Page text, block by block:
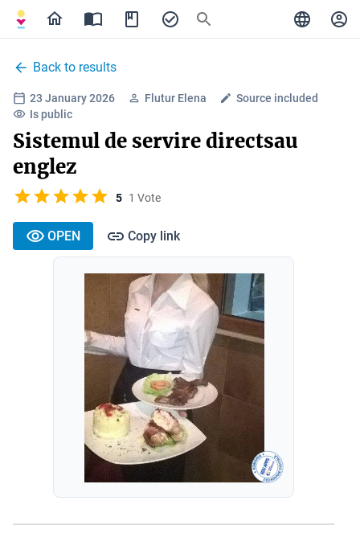
Back to results
23 January 2026 Flutur Elena
Source included
Is public
Sistemul de servire directsau
englez
5 1 Vote
OPEN Copy link